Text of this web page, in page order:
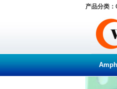
产品分类